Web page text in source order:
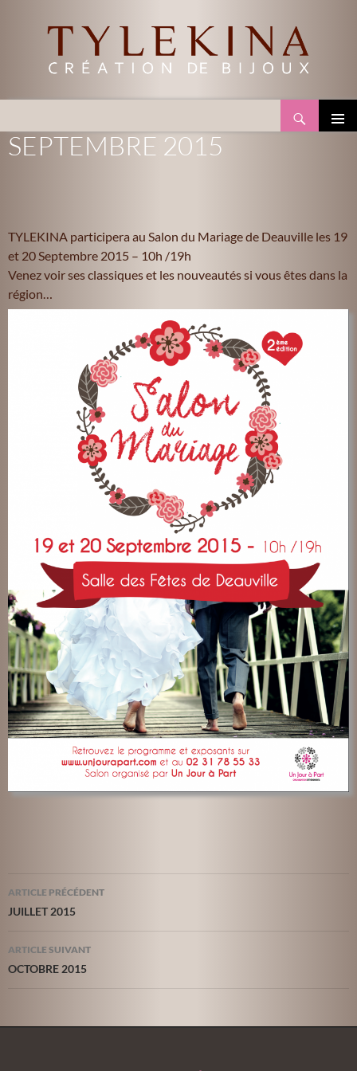
ALLER
AU
SEPTEMBRE 2015
TYLEKINA participera au Salon du Mariage de Deauville les 19
et 20 Septembre 2015 – 10h /19h
Venez voir ses classiques et les nouveautés si vous êtes dans la
région…
Navigation
des
articles
ARTICLE PRÉCÉDENT
JUILLET 2015
ARTICLE SUIVANT
OCTOBRE 2015